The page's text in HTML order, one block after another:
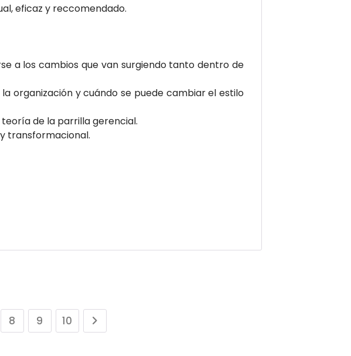
eficaz y reccomendado.
a los cambios que van surgiendo tanto dentro de
organización y cuándo se puede cambiar el estilo
de la parrilla gerencial.
transformacional.
8 9 10